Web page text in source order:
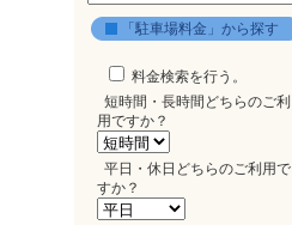
「駐車場料金」から探す
料金検索を行う。
短時間・長時間どちらのご利
用ですか？
平日・休日どちらのご利用で
すか？